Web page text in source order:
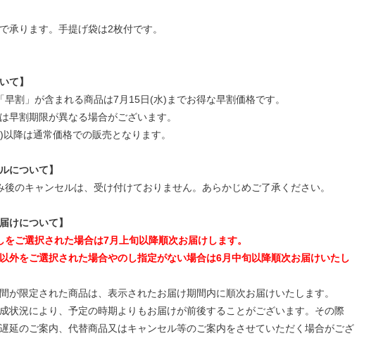
承ります。手提げ袋は2枚付です。
て】
早割」が含まれる商品は7月15日(水)までお得な早割価格です。
早割期限が異なる場合がございます。
降は通常価格での販売となります。
について】
後のキャンセルは、受け付けておりません。あらかじめご了承ください。
けについて】
をご選択された場合は7月上旬以降順次お届けします。
外をご選択された場合やのし指定がない場合は6月中旬以降順次お届けいたし
が限定された商品は、表示されたお届け期間内に順次お届けいたします。
状況により、予定の時期よりもお届けが前後することがございます。その際
延のご案内、代替商品又はキャンセル等のご案内をさせていただく場合がござ